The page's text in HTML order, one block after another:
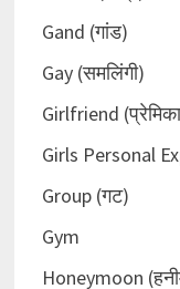
Gand (गांड)
Gay (समलिंगी)
Girlfriend
Girls Personal
Group (गट)
Gym
Honeymoon